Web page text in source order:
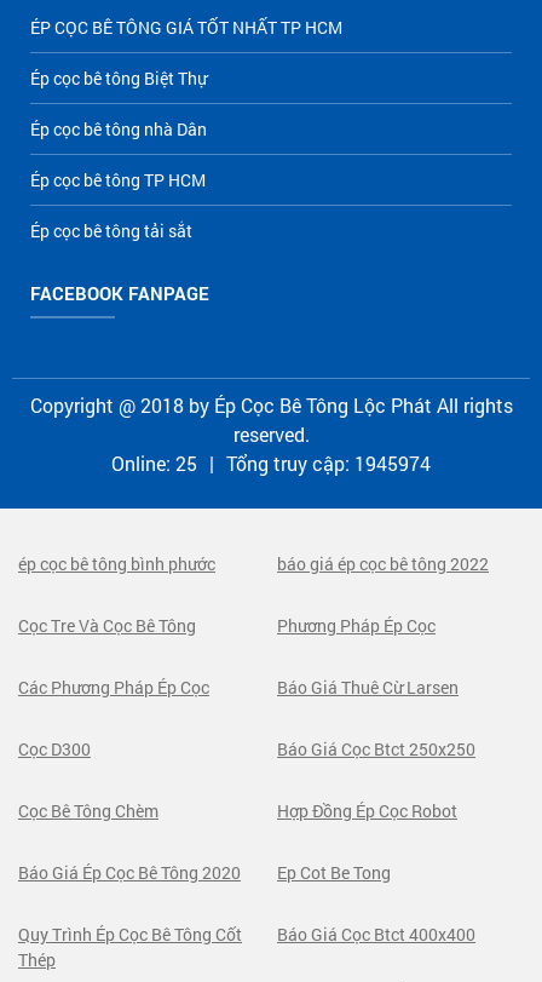
ÉP CỌC BÊ TÔNG GIÁ TỐT NHẤT TP HCM
Ép cọc bê tông Biệt Thự
Ép cọc bê tông nhà Dân
Ép cọc bê tông TP HCM
Ép cọc bê tông tải sắt
FACEBOOK FANPAGE
Copyright @ 2018 by Ép Cọc Bê Tông Lộc Phát All rights
reserved.
Online: 25 | Tổng truy cập: 1945974
ép cọc bê tông bình phước báo giá ép cọc bê tông 2022
Cọc Tre Và Cọc Bê Tông Phương Pháp Ép Cọc
Các Phương Pháp Ép Cọc Báo Giá Thuê Cừ Larsen
Cọc D300 Báo Giá Cọc Btct 250x250
Cọc Bê Tông Chèm Hợp Đồng Ép Cọc Robot
Báo Giá Ép Cọc Bê Tông 2020 Ep Cot Be Tong
Quy Trình Ép Cọc Bê Tông Cốt
Thép
Báo Giá Cọc Btct 400x400